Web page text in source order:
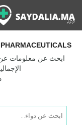
ابحث عن معلومات عن
Products
search